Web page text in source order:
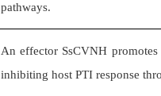
pathways.
An effector SsCVNH
inhibiting host PTI response